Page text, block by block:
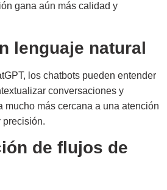
gana aún más calidad y
lenguaje natural
los chatbots pueden entender
conversaciones y
mucho más cercana a una atención
precisión.
de flujos de